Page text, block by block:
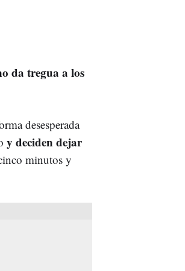
da tregua a los
desesperada
y deciden dejar
minutos y